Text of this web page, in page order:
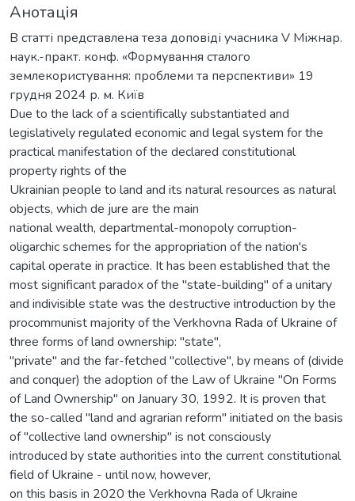
Анотація
В статті представлена теза доповіді учасника V Міжнар.
наук.-практ. конф. «Формування сталого
землекористування: проблеми та перспективи» 19
грудня 2024 р. м. Київ
Due to the lack of a scientifically substantiated and
legislatively regulated economic and legal system for the
practical manifestation of the declared constitutional
property rights of the
Ukrainian people to land and its natural resources as natural
objects, which de jure are the main
national wealth, departmental-monopoly corruption-
oligarchic schemes for the appropriation of the nation's
capital operate in practice. It has been established that the
most significant paradox of the "state-building" of a unitary
and indivisible state was the destructive introduction by the
procommunist majority of the Verkhovna Rada of Ukraine of
three forms of land ownership: "state",
"private" and the far-fetched "collective", by means of (divide
and conquer) the adoption of the Law of Ukraine "On Forms
of Land Ownership" on January 30, 1992. It is proven that
the so-called "land and agrarian reform" initiated on the basis
of "collective land ownership" is not consciously
introduced by state authorities into the current constitutional
field of Ukraine - until now, however,
on this basis in 2020 the Verkhovna Rada of Ukraine